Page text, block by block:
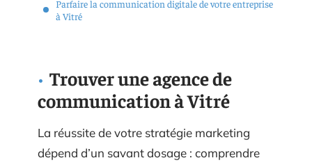
Parfaire la communication digitale de votre entreprise
à Vitré
Trouver une agence de
communication à Vitré
La réussite de votre stratégie marketing
dépend d’un savant dosage : comprendre